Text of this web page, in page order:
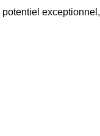
exceptionnel,